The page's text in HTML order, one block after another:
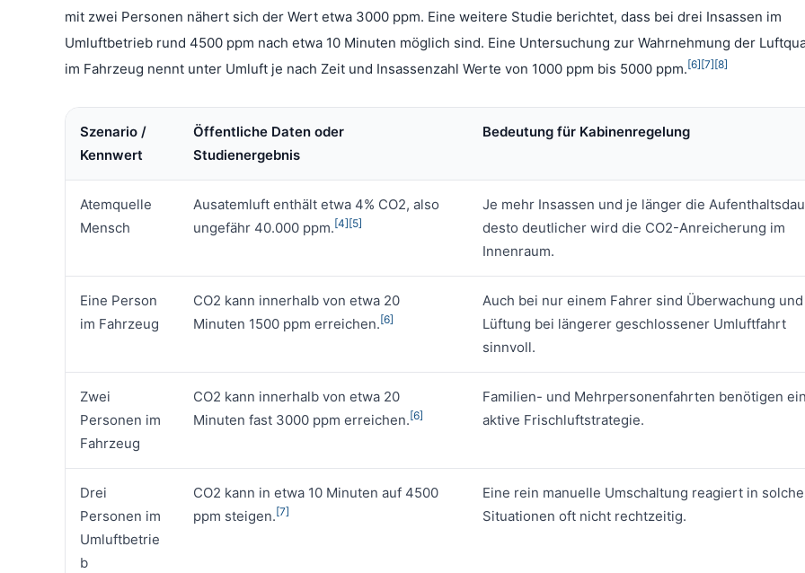
mit zwei Personen nähert sich der Wert etwa 3000 ppm. Eine weitere Studie berichtet, dass bei drei Insassen im
Umluftbetrieb rund 4500 ppm nach etwa 10 Minuten möglich sind. Eine Untersuchung zur Wahrnehmung der
im Fahrzeug nennt unter Umluft je nach Zeit und Insassenzahl Werte von 1000 ppm bis 5000 ppm.[6][7][8]
Szenario /
Kennwert
Öffentliche Daten oder
Studienergebnis
Bedeutung für Kabinenregelung
Atemquelle
Mensch
Ausatemluft enthält etwa 4% CO2, also
ungefähr 40.000 ppm.[4][5]
Je mehr Insassen und je länger die
desto deutlicher wird die CO2-Anreicherung im
Innenraum.
Eine Person
im Fahrzeug
CO2 kann innerhalb von etwa 20
Minuten 1500 ppm erreichen.[6]
Auch bei nur einem Fahrer sind Überwachung und
Lüftung bei längerer geschlossener Umluftfahrt
sinnvoll.
Zwei
Personen im
Fahrzeug
CO2 kann innerhalb von etwa 20
Minuten fast 3000 ppm erreichen.[6]
Familien- und Mehrpersonenfahrten benötigen
aktive Frischluftstrategie.
Drei
Personen im
Umluftbetrie
b
CO2 kann in etwa 10 Minuten auf 4500
ppm steigen.[7]
Eine rein manuelle Umschaltung reagiert in
Situationen oft nicht rechtzeitig.